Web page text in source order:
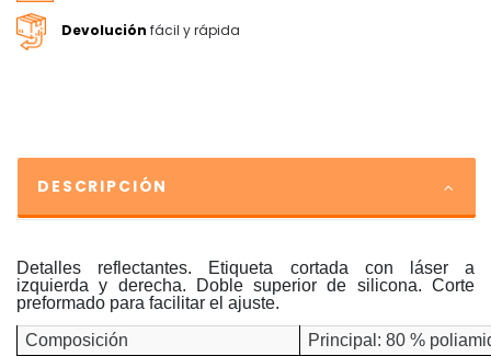
Devolución fácil y rápida
DESCRIPCIÓN
Detalles reflectantes. Etiqueta cortada con láser a
izquierda y derecha. Doble superior de silicona. Corte
preformado para facilitar el ajuste.
Composición
Principal: 80 %